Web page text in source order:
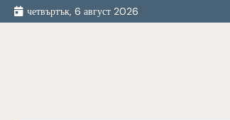
Skip
to
четвъртък, 6 август 2026